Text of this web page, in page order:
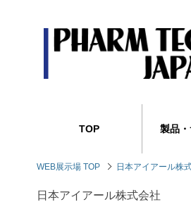
TOP 製品
WEB展示場 TOP 日本アイアール株
日本アイアール株式会社